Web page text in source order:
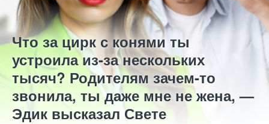
Что за цирк с конями ты
устроила из-за нескольких
тысяч? Родителям зачем-то
звонила, ты даже мне не жена, —
Эдик высказал Свете